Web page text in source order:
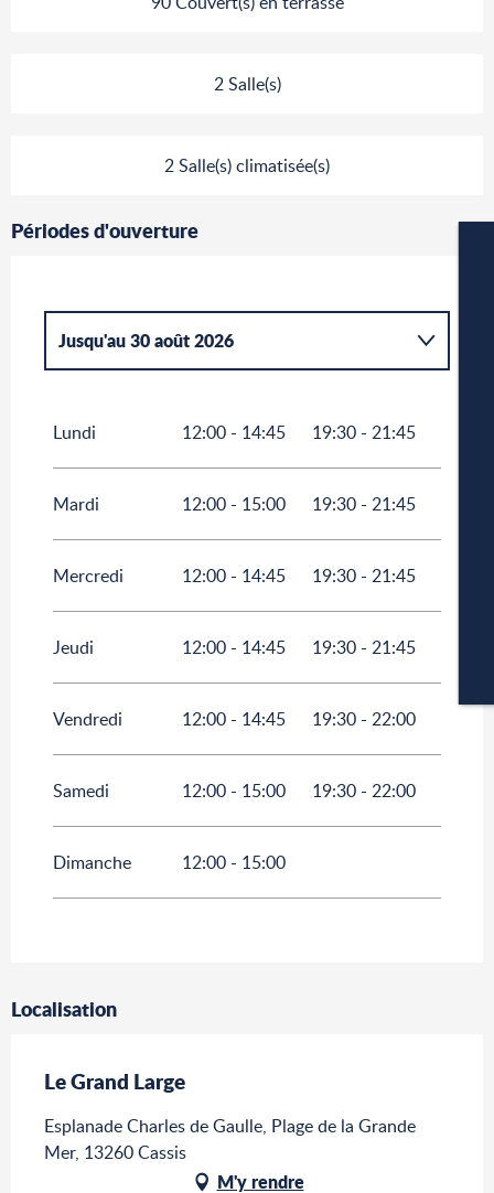
2 Salle(s)
2 Salle(s) climatisée(s)
Périodes d'ouverture
Jusqu'au30 août 2026
Du31 août 2026au30 décembre 2026
Lundi 12:00 - 14:45 19:30 - 21:45
Mardi 12:00 - 15:00 19:30 - 21:45
Mercredi 12:00 - 14:45 19:30 - 21:45
Jeudi 12:00 - 14:45 19:30 - 21:45
Vendredi 12:00 - 14:45 19:30 - 22:00
Samedi 12:00 - 15:00 19:30 - 22:00
Dimanche 12:00 - 15:00
Localisation
Le Grand Large
Esplanade Charles de Gaulle, Plage de la Grande
Mer, 13260 Cassis
M'y rendre